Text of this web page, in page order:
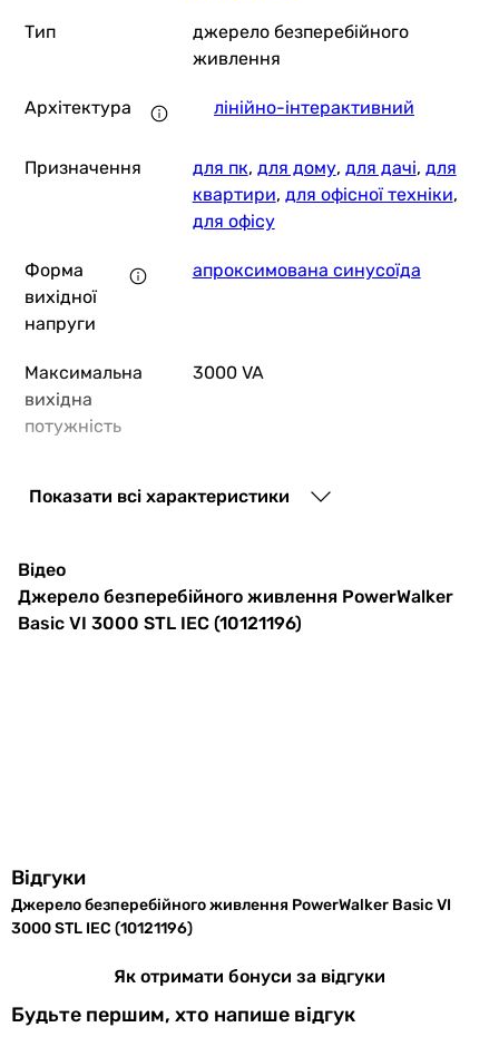
APC Back-
13 106грн
17 895
джерело безперебійного живлення
джерело безперебійного живлення
джерело безперебійного живлення
джерело безперебійного живлення
джерело безперебійного живлення
Тип
джерело безперебійного
живлення
Архітектура лінійно-інтерактивний
Призначення для пк, для дому, для дачі, для
квартири, для офісної техніки,
для офісу
Форма
вихідної
напруги
апроксимована синусоїда
Максимальна
вихідна
потужність
3000 VA
вихідна
Вихідна
напруга
IEC
Тип
IEC роз'єм
Показати всі характеристики
Відео
Джерело безперебійного живлення PowerWalker
Basic VI 3000 STL IEC (10121196)
Відгуки
Джерело безперебійного живлення PowerWalker Basic VI
3000 STL IEC (10121196)
Як отримати бонуси за відгуки
Будьте першим, хто напише відгук